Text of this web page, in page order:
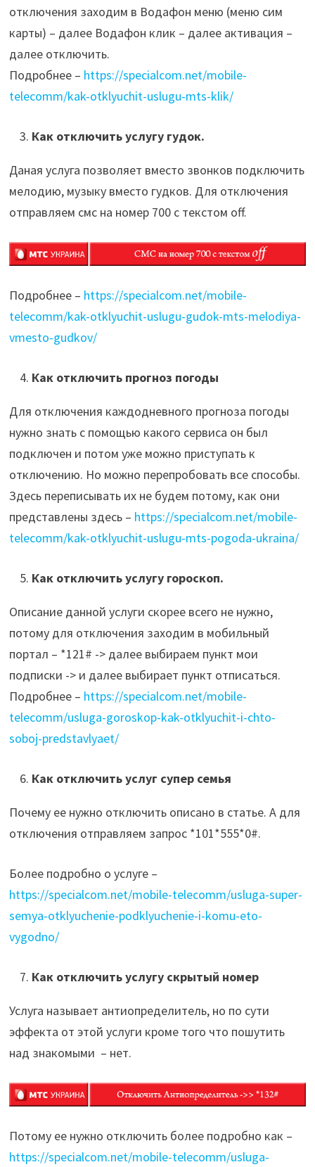
отключения заходим в Водафон меню (меню сим
карты) – далее Водафон клик – далее активация –
далее отключить.
Подробнее – https://specialcom.net/mobile-
telecomm/kak-otklyuchit-uslugu-mts-klik/
Как отключить услугу гудок.
Даная услуга позволяет вместо звонков подключить
мелодию, музыку вместо гудков. Для отключения
отправляем смс на номер 700 с текстом off.
Подробнее – https://specialcom.net/mobile-
telecomm/kak-otklyuchit-uslugu-gudok-mts-melodiya-
vmesto-gudkov/
Как отключить прогноз погоды
Для отключения каждодневного прогноза погоды
нужно знать с помощью какого сервиса он был
подключен и потом уже можно приступать к
отключению. Но можно перепробовать все способы.
Здесь переписывать их не будем потому, как они
представлены здесь – https://specialcom.net/mobile-
telecomm/kak-otklyuchit-uslugu-mts-pogoda-ukraina/
Как отключить услугу гороскоп.
Описание данной услуги скорее всего не нужно,
потому для отключения заходим в мобильный
портал – *121# -> далее выбираем пункт мои
подписки -> и далее выбирает пункт отписаться.
Подробнее – https://specialcom.net/mobile-
telecomm/usluga-goroskop-kak-otklyuchit-i-chto-
soboj-predstavlyaet/
Как отключить услуг супер семья
Почему ее нужно отключить описано в статье. А для
отключения отправляем запрос *101*555*0#.
Более подробно о услуге –
https://specialcom.net/mobile-telecomm/usluga-super-
semya-otklyuchenie-podklyuchenie-i-komu-eto-
vygodno/
Как отключить услугу скрытый номер
Услуга называет антиопределитель, но по сути
эффекта от этой услуги кроме того что пошутить
над знакомыми – нет.
Потому ее нужно отключить более подробно как –
https://specialcom.net/mobile-telecomm/usluga-